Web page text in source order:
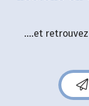
....et